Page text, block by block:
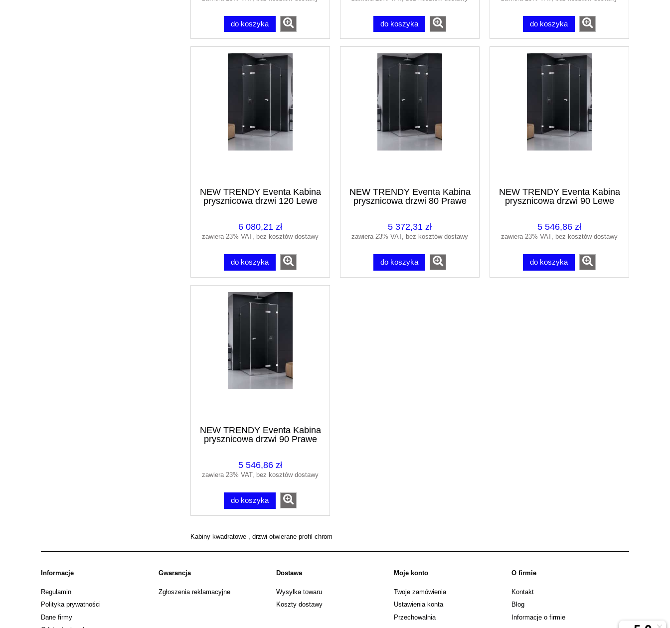
do koszyka do koszyka do koszyka
NEW TRENDY Eventa Kabina
prysznicowa drzwi 120 Lewe
6 080,21 zł
zawiera 23% VAT, bez kosztów dostawy
do koszyka
NEW TRENDY Eventa Kabina
prysznicowa drzwi 80 Prawe
5 372,31 zł
zawiera 23% VAT, bez kosztów dostawy
do koszyka
NEW TRENDY Eventa Kabina
prysznicowa drzwi 90 Lewe
5 546,86 zł
zawiera 23% VAT, bez kosztów dostawy
do koszyka
NEW TRENDY Eventa Kabina
prysznicowa drzwi 90 Prawe
5 546,86 zł
zawiera 23% VAT, bez kosztów dostawy
do koszyka
Kabiny kwadratowe , drzwi otwierane profil chrom
Informacje
Regulamin
Polityka prywatności
Dane firmy
Gwarancja
Zgłoszenia reklamacyjne
Dostawa
Wysyłka towaru
Koszty dostawy
Moje konto
Twoje zamówienia
Ustawienia konta
Przechowalnia
O firmie
Kontakt
Blog
Informacje o firmie